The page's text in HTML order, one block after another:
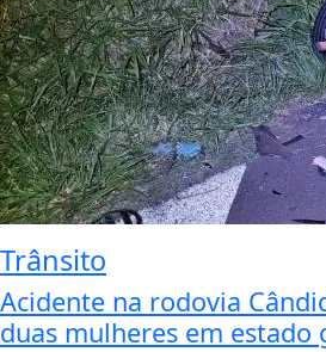
Trânsito
Acidente na rodovia
duas mulheres em estado